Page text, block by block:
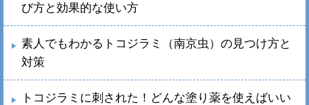
び方と効果的な使い方
素人でもわかるトコジラミ（南京虫）の見つけ方と
対策
トコジラミに刺された！どんな塗り薬を使えばいい